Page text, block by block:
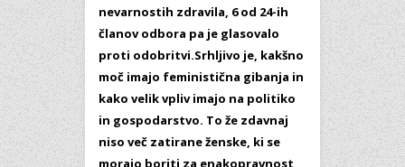
nevarnostih zdravila, 6 od 24-ih
članov odbora pa je glasovalo
proti odobritvi.Srhljivo je, kakšno
moč imajo feministična gibanja in
kako velik vpliv imajo na politiko
in gospodarstvo. To že zdavnaj
niso več zatirane ženske, ki se
morajo boriti za enakopravnost,